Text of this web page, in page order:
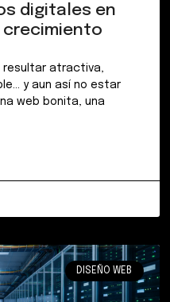
digitales en
crecimiento
resultar atractiva,
y aun así no estar
web bonita, una
DISEÑO WEB